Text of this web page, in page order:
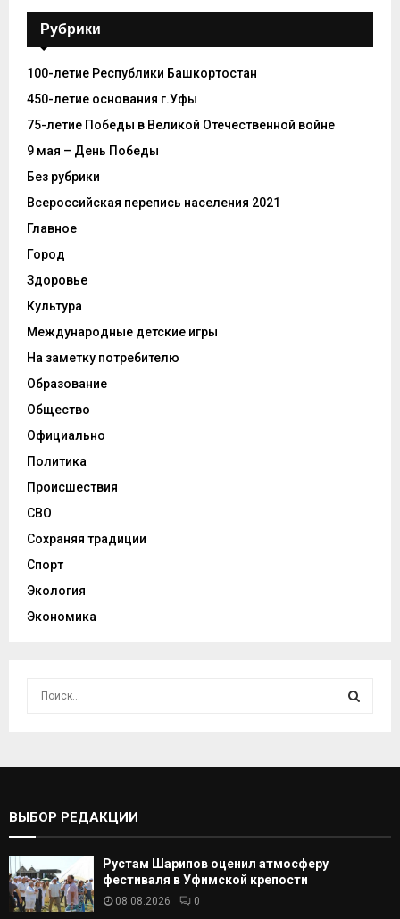
Рубрики
100-летие Республики Башкортостан
450-летие основания г.Уфы
75-летие Победы в Великой Отечественной войне
9 мая – День Победы
Без рубрики
Всероссийская перепись населения 2021
Главное
Город
Здоровье
Культура
Международные детские игры
На заметку потребителю
Образование
Общество
Официально
Политика
Происшествия
СВО
Сохраняя традиции
Спорт
Экология
Экономика
С
А
ВЫБОР РЕДАКЦИИ
Рустам Шарипов оценил атмосферу
фестиваля в Уфимской крепости
08.08.2026 0